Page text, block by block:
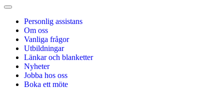
Personlig assistans
Om oss
Vanliga frågor
Utbildningar
Länkar och blanketter
Nyheter
Jobba hos oss
Boka ett möte